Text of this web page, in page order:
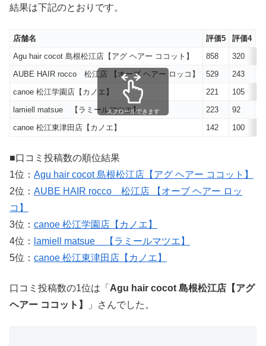
結果は下記のとおりです。
店舗名 評価5 評価4
Agu hair cocot 島根松江店【アグ ヘアー ココット】
858 320
AUBE HAIR rocco 松江店 【オーブ ヘアー ロッコ】
529 243
canoe 松江学園店【カノエ】
221 105
lamiell matsue 【ラミールマツエ】
223 92
canoe 松江東津田店【カノエ】
142 100
スクロールできます
■口コミ投稿数の順位結果
1位： Agu hair cocot 島根松江店【アグ ヘアー ココット】
2位： AUBE HAIR rocco 松江店 【オーブ ヘアー ロッ
コ】
3位： canoe 松江学園店【カノエ】
4位：
lamiell matsue 【ラミールマツエ】
5位： canoe 松江東津田店【カノエ】
口コミ投稿数の1位は「 Agu hair cocot 島根松江店【アグ
ヘアー ココット】
」さんでした。